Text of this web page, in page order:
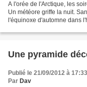
A l'orée de l'Arctique, les
Un météore griffe la nuit.
l'équinoxe d'automne dans
Une pyramide
Publié le 21/09/2012 à 17:33
Par Dav